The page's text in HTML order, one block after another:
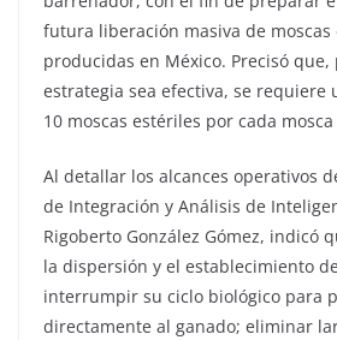
futura liberación masiva de moscas
producidas en México. Precisó que,
estrategia sea efectiva, se requiere
10 moscas estériles por cada
Al detallar los alcances operativos
de Integración y Análisis de
Rigoberto González Gómez, indicó
la dispersión y el establecimiento
interrumpir su ciclo biológico para
directamente al ganado; eliminar